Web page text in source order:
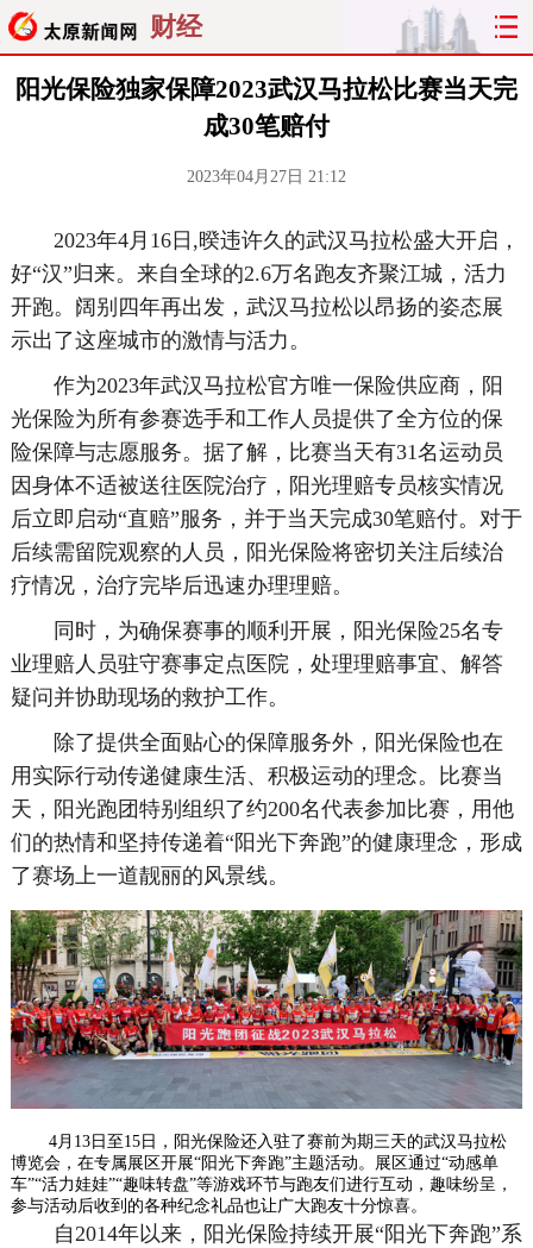
财经
阳光保险独家保障2023武汉马拉松比赛当天完
成30笔赔付
2023年04月27日 21:12
2023年4月16日,暌违许久的武汉马拉松盛大开启，
好“汉”归来。来自全球的2.6万名跑友齐聚江城，活力
开跑。阔别四年再出发，武汉马拉松以昂扬的姿态展
示出了这座城市的激情与活力。
作为2023年武汉马拉松官方唯一保险供应商，阳
光保险为所有参赛选手和工作人员提供了全方位的保
险保障与志愿服务。据了解，比赛当天有31名运动员
因身体不适被送往医院治疗，阳光理赔专员核实情况
后立即启动“直赔”服务，并于当天完成30笔赔付。对于
后续需留院观察的人员，阳光保险将密切关注后续治
疗情况，治疗完毕后迅速办理理赔。
同时，为确保赛事的顺利开展，阳光保险25名专
业理赔人员驻守赛事定点医院，处理理赔事宜、解答
疑问并协助现场的救护工作。
除了提供全面贴心的保障服务外，阳光保险也在
用实际行动传递健康生活、积极运动的理念。比赛当
天，阳光跑团特别组织了约200名代表参加比赛，用他
们的热情和坚持传递着“阳光下奔跑”的健康理念，形成
了赛场上一道靓丽的风景线。
4月13日至15日，阳光保险还入驻了赛前为期三天的武汉马拉松
博览会，在专属展区开展“阳光下奔跑”主题活动。展区通过“动感单
车”“活力娃娃”“趣味转盘”等游戏环节与跑友们进行互动，趣味纷呈，
参与活动后收到的各种纪念礼品也让广大跑友十分惊喜。
自2014年以来，阳光保险持续开展“阳光下奔跑”系